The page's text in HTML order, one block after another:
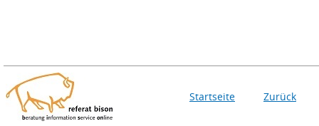
Startseite Zurück